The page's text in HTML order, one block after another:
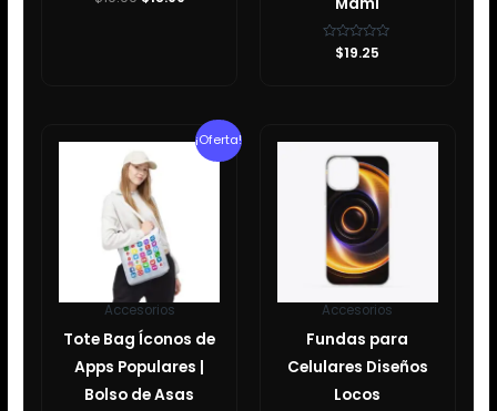
con
Valorado
con$19.25
¡Oferta!
Accesorios
Tote Bag Íconos de
Apps Populares |
Bolso de Asas
precio
original
era:
$16.95.
El
precio
actual
Accesorios
Fundas para
Celulares Diseños
Locos